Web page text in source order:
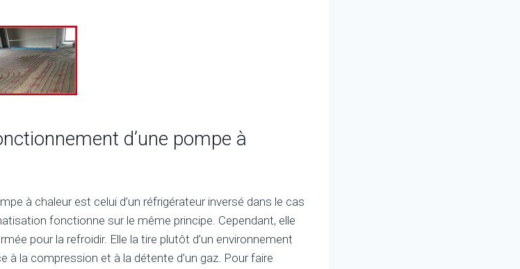
d’une pompe à
à chaleur est celui d’un réfrigérateur inversé dans le cas
fonctionne sur le même principe. Cependant, elle
pour la refroidir. Elle la tire plutôt d’un environnement
à la compression et à la détente d’un gaz. Pour faire